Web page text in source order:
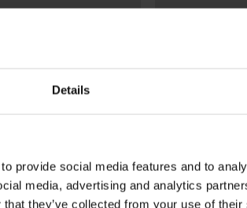
Details
provide social media features and to
media, advertising and analytics
they’ve collected from your use of
Ima II
€
Modal Set Cabo
in 1
25,20 €62,99 €